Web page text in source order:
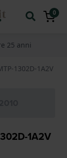
0
25 anni
1302D-1A2V
1A2V